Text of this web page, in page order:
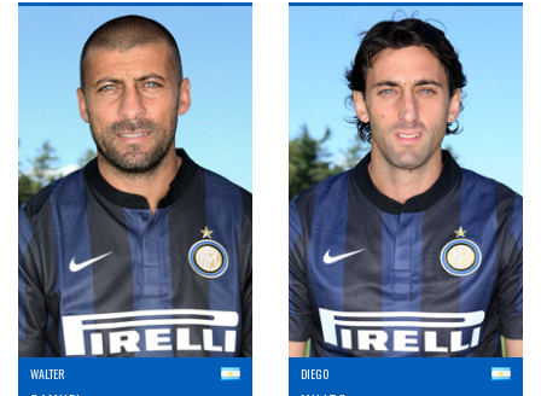
WALTER DIEGO